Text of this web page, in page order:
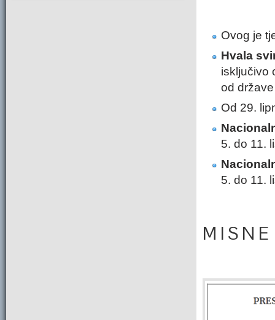
Ovog je
Hvala
isključivo
od
Od 29.
5. do 11.
5. do 11.
M I S N